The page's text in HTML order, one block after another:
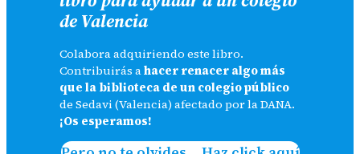
de Valencia
Colabora adquiriendo este libro.
Contribuirás ahacer renacer algo más
que la biblioteca de un colegio público
de Sedavi (Valencia) afectado por la DANA.
¡Os esperamos!